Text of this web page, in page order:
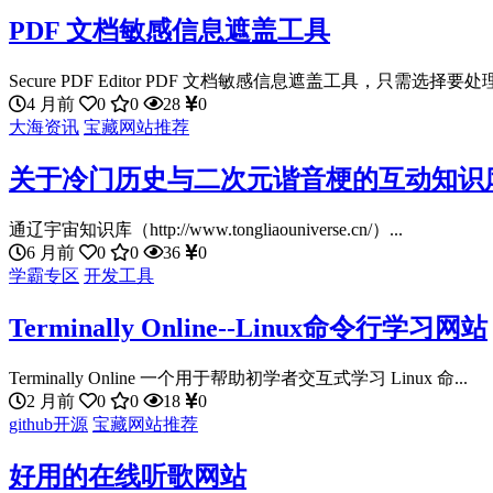
PDF 文档敏感信息遮盖工具
Secure PDF Editor PDF 文档敏感信息遮盖工具，只需选择要处
4 月前
0 0 28
0
大海资讯 宝藏网站推荐
关于冷门历史与二次元谐音梗的互动知识
通辽宇宙知识库（http://www.tongliaouniverse.cn/）...
6 月前
0 0 36
0
学霸专区 开发工具
Terminally Online--Linux命令行学习网站
Terminally Online 一个用于帮助初学者交互式学习 Linux 命...
2 月前
0 0 18
0
github开源 宝藏网站推荐
好用的在线听歌网站